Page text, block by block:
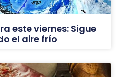
este viernes: Sigue
el aire frío